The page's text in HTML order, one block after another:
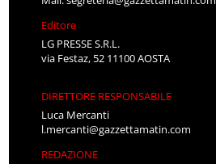
Editore
LG PRESSE S.R.L.
via Festaz, 52 11100 AOSTA
DIRETTORE RESPONSABILE
Luca Mercanti
l.mercanti@gazzettamatin.com
REDAZIONE